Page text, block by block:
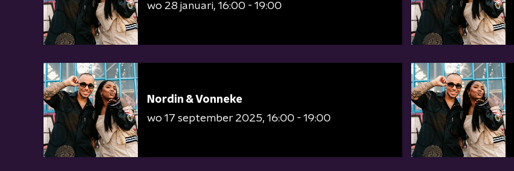
wo 28 januari 16:00 - 19:00
Nordin & Vonneke
wo 17 september 2025 16:00 - 19:00